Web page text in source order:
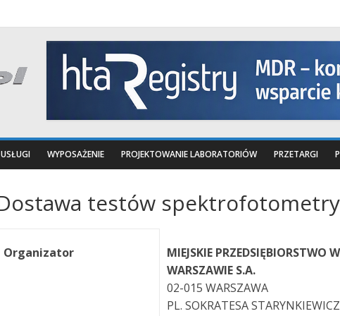
USŁUGI WYPOSAŻENIE PROJEKTOWANIE LABORATORIÓW PRZETARGI
testów
Organizator
MIEJSKIE PRZEDSIĘBIORSTWO
WARSZAWIE S.A.
02-015 WARSZAWA
PL. SOKRATESA